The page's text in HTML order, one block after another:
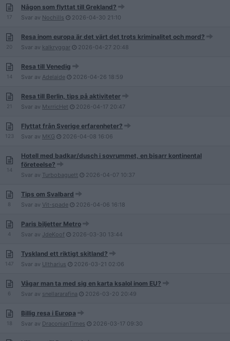
17
Någon som flyttat till Grekland?
Svar av Nochills 2026-04-30 21:10
20
Resa inom europa är det värt det trots kriminalitet och mord?
Svar av kalkryggar 2026-04-27 20:48
14
Resa till Venedig
Svar av Adelaide 2026-04-26 18:59
21
Resa till Berlin, tips på aktiviteter
Svar av MxrricHet 2026-04-17 20:47
123
Flyttat från Sverige erfarenheter?
Svar av MKG 2026-04-08 16:06
14
Hotell med badkar/dusch i sovrummet, en bisarr kontinental
företeelse?
Svar av Turbobaguett 2026-04-07 10:37
8
Tips om Svalbard
Svar av Vit-spade 2026-04-06 16:18
4
Paris biljetter Metro
Svar av JdeKoof 2026-03-30 13:44
147
Tyskland ett riktigt skitland?
Svar av Ultharius 2026-03-21 02:06
6
Vågar man ta med sig en karta ksalol inom EU?
Svar av snellararafina 2026-03-20 20:49
18
Billig resa i Europa
Svar av DraconianTimes 2026-03-17 09:30